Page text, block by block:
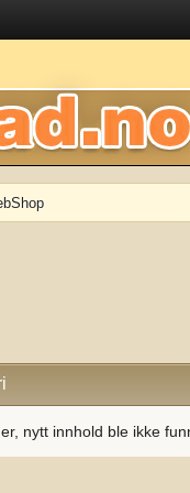
nytt innhold ble ikke